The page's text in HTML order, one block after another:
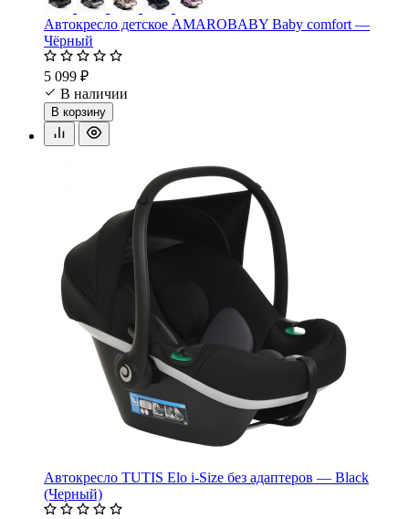
Автокресло детское AMAROBABY Baby comfort —
Чёрный
5 099 ₽
В наличии
В корзину
Автокресло TUTIS Elo i-Size без адаптеров — Black
(Черный)